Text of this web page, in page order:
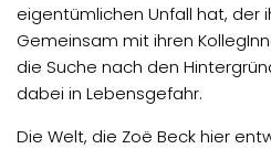
eigentümlichen Unfall hat, der
Gemeinsam mit ihren
die Suche nach den
dabei in Lebensgefahr.
Die Welt, die Zoë Beck hier